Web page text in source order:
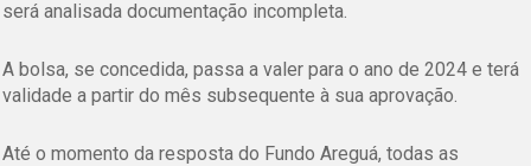
será analisada documentação incompleta.
A bolsa, se concedida, passa a valer para o ano de 2024 e terá
validade a partir do mês subsequente à sua aprovação.
Até o momento da resposta do Fundo Areguá, todas as